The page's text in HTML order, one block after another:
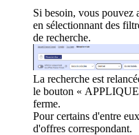
Si besoin, vous pouvez
en sélectionnant des
de recherche.
La recherche est
le bouton «
ferme.
Pour certains d'entre
d'offres correspondant.